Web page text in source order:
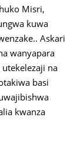
Misri,
kuwa
Askari
wanyapara
na
basi
kwanza